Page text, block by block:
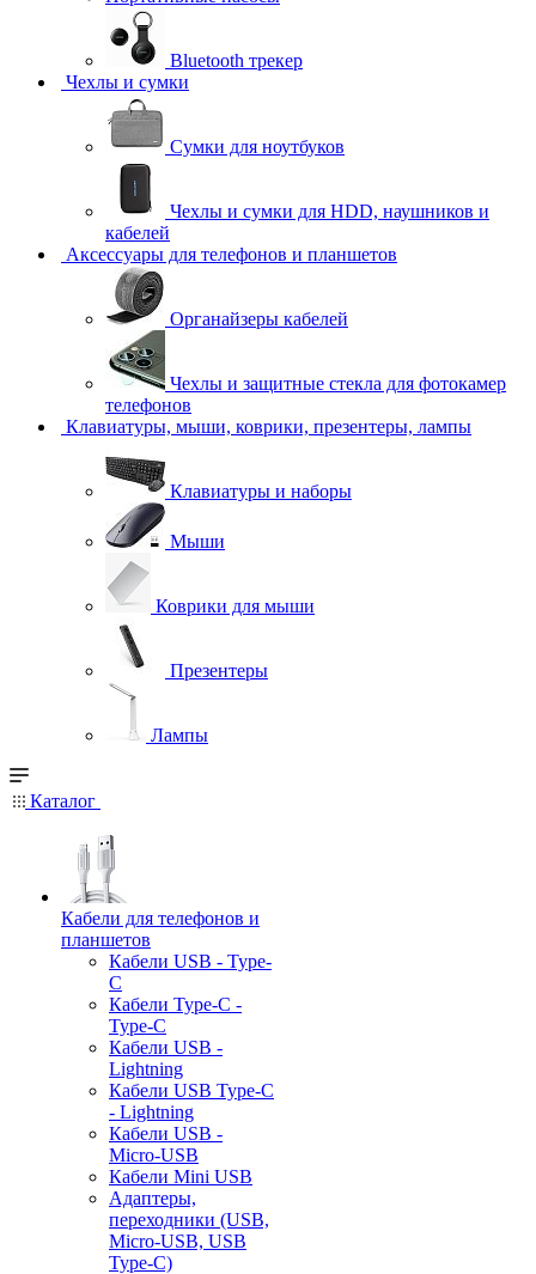
Bluetooth трекер
Чехлы и сумки
Сумки для ноутбуков
Чехлы и сумки для HDD, наушников и
кабелей
Аксессуары для телефонов и планшетов
Органайзеры кабелей
Чехлы и защитные стекла для фотокамер
телефонов
Клавиатуры, мыши, коврики, презентеры, лампы
Клавиатуры и наборы
Мыши
Коврики для мыши
Презентеры
Лампы
Каталог
Кабели для телефонов и
планшетов
Кабели USB - Type-
C
Кабели Type-C -
Type-C
Кабели USB -
Lightning
Кабели USB Type-C
- Lightning
Кабели USB -
Micro-USB
Кабели Mini USB
Адаптеры,
переходники (USB,
Micro-USB, USB
Type-C)